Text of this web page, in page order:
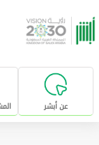
تخطى للإنتقال إلى
عن أبشر